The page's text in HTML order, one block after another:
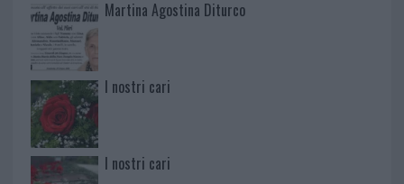
Martina Agostina Diturco
I nostri cari
I nostri cari